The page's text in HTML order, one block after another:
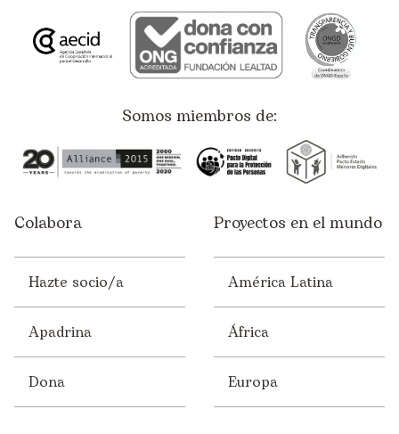
Somos miembros de:
Colabora
Hazte socio/a
Apadrina
Dona
Proyectos en el mundo
América Latina
África
Europa